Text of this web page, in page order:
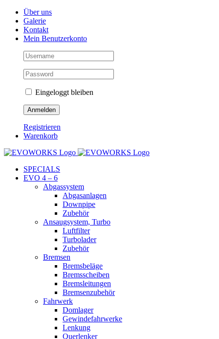
Skip
content
Facebook
Instagram
YouTubeÜber uns
Galerie
Kontakt
Mein Benutzerkonto
Eingeloggt bleiben
Registrieren
Warenkorb
SPECIALS
EVO 4 – 6
Abgassystem
Abgasanlagen
Downpipe
Zubehör
Ansaugsystem, Turbo
Luftfilter
Turbolader
Zubehör
Bremsen
Bremsbeläge
Bremsscheiben
Bremsleitungen
Bremsenzubehör
Fahrwerk
Domlager
Gewindefahrwerke
Lenkung
Querlenker